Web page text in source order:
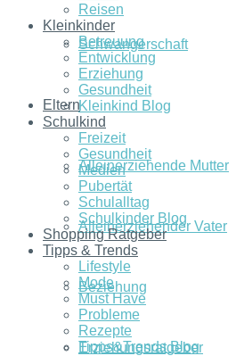
Schwangerschaft
Eltern
Alleinerziehende Mutter
Alleinerziehender Vater
Beziehung
Erziehungsratgeber
Reisen
Kleinkinder
Betreuung
Entwicklung
Erziehung
Gesundheit
Kleinkind Blog
Schulkind
Freizeit
Gesundheit
Medien
Pubertät
Schulalltag
Schulkinder Blog
Shopping Ratgeber
Tipps & Trends
Lifestyle
Mode
Must Have
Probleme
Rezepte
Tipps&Trends Blog